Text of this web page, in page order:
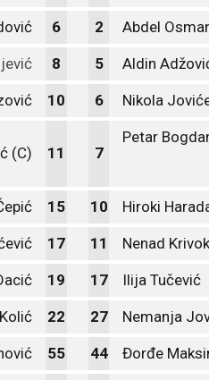
6 2 Abdel
8 5 Aldin
10 6 Nikola
(C) 11 7
Petar
15 10 Hiroki
17 11 Nenad
19 17 Ilija Tučević
22 27 Nemanja
55 44 Đorđe